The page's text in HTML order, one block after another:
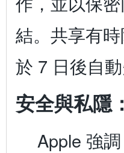
結。共享有
於 7 日後自
安全與私隱
Apple 強